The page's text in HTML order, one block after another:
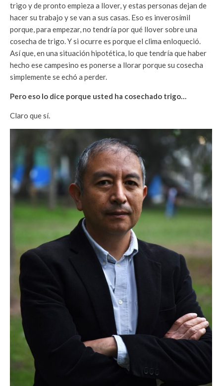
trigo y de pronto empieza a llover, y estas personas dejan de
hacer su trabajo y se van a sus casas. Eso es inverosímil
porque, para empezar, no tendría por qué llover sobre una
cosecha de trigo. Y si ocurre es porque el clima enloqueció.
Así que, en una situación hipotética, lo que tendría que haber
hecho ese campesino es ponerse a llorar porque su cosecha
simplemente se echó a perder.
Pero eso lo dice porque usted ha cosechado trigo…
Claro que sí.